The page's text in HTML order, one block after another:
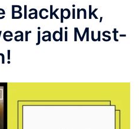
Blackpink,
jadi Must-